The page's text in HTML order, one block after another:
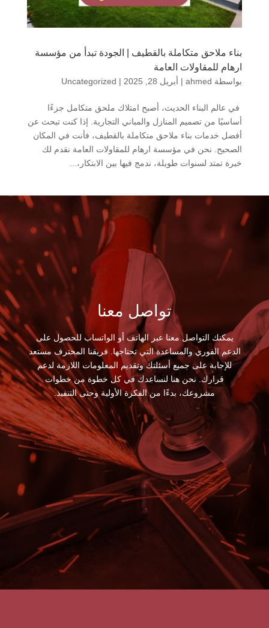
بناء ملاحق متكاملة بالقطيف | الجودة تبدأ من مؤسسة
ارهام للمقاولات العامة
بواسطة ahmed
| أبريل 28, 2025 |
Uncategorized
في عالم البناء الحديث، أصبح امتلاك ملحق متكامل جزءًا
أساسيًا من تصميم المنازل والمباني التجارية. إذا كنت تبحث عن
أفضل خدمات بناء ملاحق متكاملة بالقطيف، فأنت في المكان
الصحيح. نحن في مؤسسة ارهام للمقاولات العامة نقدم لك
خبرة تمتد لسنوات طويلة، ندمج فيها بين الابتكار،...
تواصل معنا
يمكنك التواصل معنا عبر الهاتف أو الواتساب للحصول على
الدعم الفوري والمساعدة التي تحتاجها. فريقنا المحترف مستعد
للإجابة على جميع أسئلتك وتقديم المعلومات اللازمة لدعم
قرارك. نحن هنا لنساعدك في كل خطوة من خطوات
مشروعك، بدءًا من الفكرة الأولية وحتى التنفيذ.